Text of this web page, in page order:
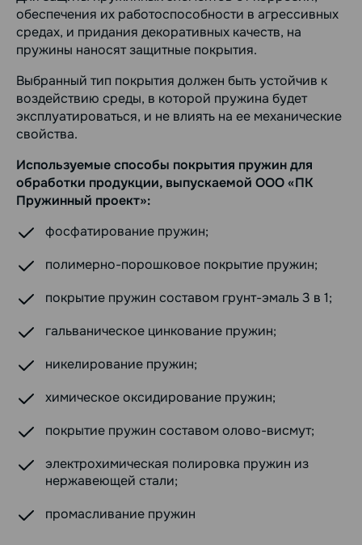
обеспечения их работоспособности в агрессивных
средах, и придания декоративных качеств, на
пружины наносят защитные покрытия.
Выбранный тип покрытия должен быть устойчив к
воздействию среды, в которой пружина будет
эксплуатироваться, и не влиять на ее механические
свойства.
Используемые способы покрытия пружин для
обработки продукции, выпускаемой ООО «ПК
Пружинный проект»:
фосфатирование пружин;
полимерно-порошковое покрытие пружин;
покрытие пружин составом грунт-эмаль 3 в 1;
гальваническое цинкование пружин;
никелирование пружин;
химическое оксидирование пружин;
покрытие пружин составом олово-висмут;
электрохимическая полировка пружин из
нержавеющей стали;
промасливание пружин